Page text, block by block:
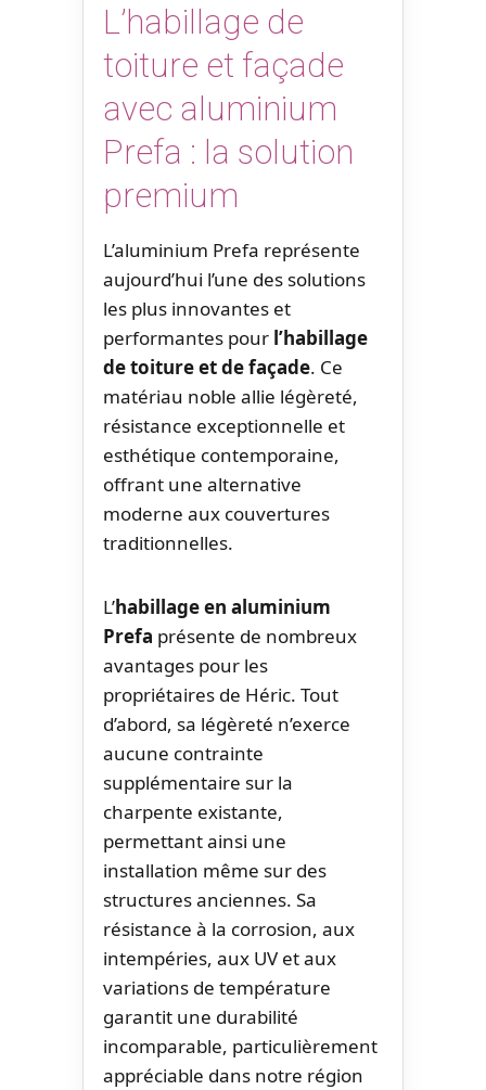
L’habillage de
toiture et façade
avec aluminium
Prefa : la solution
premium
L’aluminium Prefa représente
aujourd’hui l’une des solutions
les plus innovantes et
performantes pour l’habillage
de toiture et de façade. Ce
matériau noble allie légèreté,
résistance exceptionnelle et
esthétique contemporaine,
offrant une alternative
moderne aux couvertures
traditionnelles.
L’habillage en aluminium
Prefa présente de nombreux
avantages pour les
propriétaires de Héric. Tout
d’abord, sa légèreté n’exerce
aucune contrainte
supplémentaire sur la
charpente existante,
permettant ainsi une
installation même sur des
structures anciennes. Sa
résistance à la corrosion, aux
intempéries, aux UV et aux
variations de température
garantit une durabilité
incomparable, particulièrement
appréciable dans notre région